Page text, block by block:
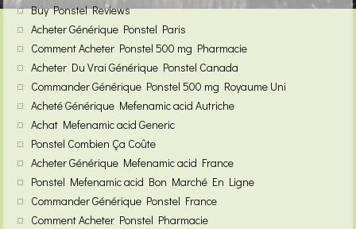
Buy Ponstel Reviews
Acheter Générique Ponstel Paris
Comment Acheter Ponstel 500 mg Pharmacie
Acheter Du Vrai Générique Ponstel Canada
Commander Générique Ponstel 500 mg Royaume Uni
Acheté Générique Mefenamic acid Autriche
Achat Mefenamic acid Generic
Ponstel Combien Ça Coûte
Acheter Générique Mefenamic acid France
Ponstel Mefenamic acid Bon Marché En Ligne
Commander Générique Ponstel France
Comment Acheter Ponstel Pharmacie